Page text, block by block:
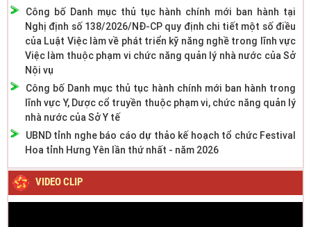
Công bố Danh mục thủ tục hành chính mới ban hành tại
Nghị định số 138/2026/NĐ-CP quy định chi tiết một số điều
của Luật Việc làm về phát triển kỹ năng nghề trong lĩnh vực
Việc làm thuộc phạm vi chức năng quản lý nhà nước của Sở
Nội vụ
Công bố Danh mục thủ tục hành chính mới ban hành trong
lĩnh vực Y, Dược cổ truyền thuộc phạm vi, chức năng quản lý
nhà nước của Sở Y tế
UBND tỉnh nghe báo cáo dự thảo kế hoạch tổ chức Festival
Hoa tỉnh Hưng Yên lần thứ nhất - năm 2026
VIDEO CLIP